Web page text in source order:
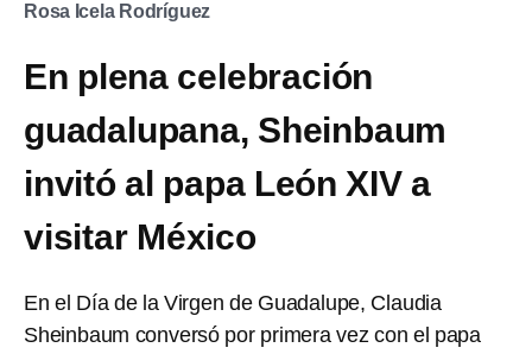
Rosa Icela Rodríguez
En plena celebración
guadalupana, Sheinbaum
invitó al papa León XIV a
visitar México
En el Día de la Virgen de Guadalupe, Claudia
Sheinbaum conversó por primera vez con el papa